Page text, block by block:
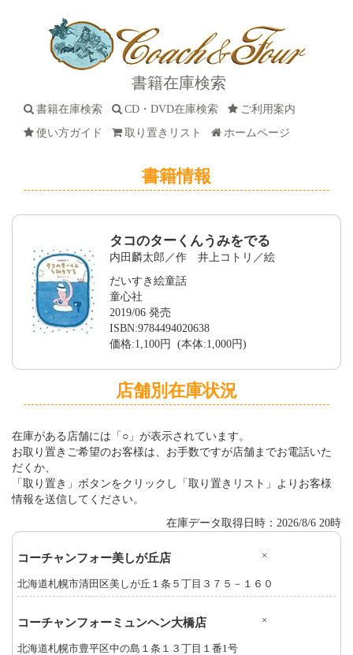
書籍在庫検索
書籍在庫検索 CD・DVD在庫検索
ご利用案内
使い方ガイド
取り置きリスト ホームページ
書籍情報
タコのターくんうみをでる
内田麟太郎／作 井上コトリ／絵
だいすき絵童話
童心社
2019/06 発売
ISBN:9784494020638
価格:1,100円 (本体:1,000円)
店舗別在庫状況
在庫がある店舗には「○」が表示されています。
お取り置きご希望のお客様は、お手数ですが店舗までお電話いた
だくか、
「取り置き」ボタンをクリックし「取り置きリスト」よりお客様
情報を送信してください。
在庫データ取得日時：2026/8/6 20時
コーチャンフォー美しが丘店 ×
北海道札幌市清田区美しが丘１条５丁目３７５－１６０
コーチャンフォーミュンヘン大橋店 ×
北海道札幌市豊平区中の島１条１３丁目１番1号